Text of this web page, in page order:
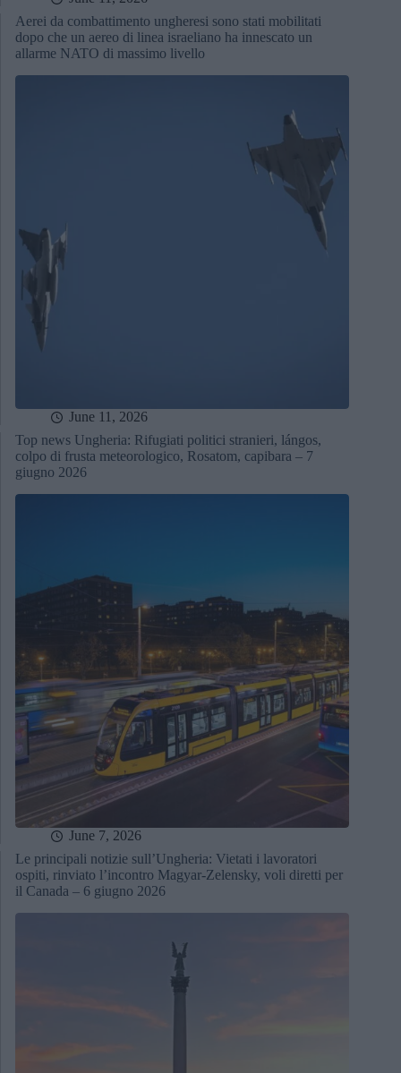
Aerei da combattimento ungheresi sono stati mobilitati
dopo che un aereo di linea israeliano ha innescato un
allarme NATO di massimo livello
June 11, 2026
Top news Ungheria: Rifugiati politici stranieri, lángos,
colpo di frusta meteorologico, Rosatom, capibara – 7
giugno 2026
June 7, 2026
Le principali notizie sull’Ungheria: Vietati i lavoratori
ospiti, rinviato l’incontro Magyar-Zelensky, voli diretti per
il Canada – 6 giugno 2026